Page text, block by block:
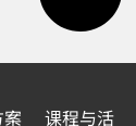
课程与活